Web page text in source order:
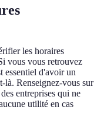
les horaires
vous vous retrouvez
essentiel d'avoir un
là. Renseignez-vous sur
entreprises qui ne
utilité en cas